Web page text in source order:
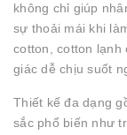
không chỉ giúp
sự thoải mái khi
cotton, cotton lạnh
giác dễ chịu suốt
Thiết kế đa dạng
sắc phổ biến như